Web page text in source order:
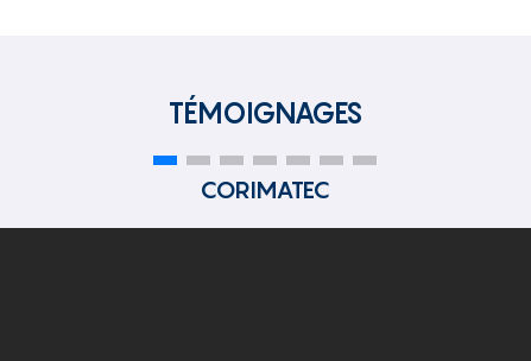
TÉMOIGNAGES
CORIMATEC